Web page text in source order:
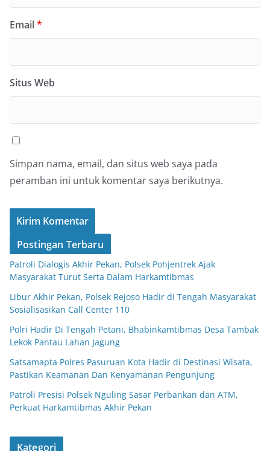
Email*
Situs Web
Simpan nama, email, dan situs web saya pada
peramban ini untuk komentar saya berikutnya.
Postingan Terbaru
Patroli Dialogis Akhir Pekan, Polsek Pohjentrek Ajak
Masyarakat Turut Serta Dalam Harkamtibmas
Libur Akhir Pekan, Polsek Rejoso Hadir di Tengah Masyarakat
Sosialisasikan Call Center 110
Polri Hadir Di Tengah Petani, Bhabinkamtibmas Desa Tambak
Lekok Pantau Lahan Jagung
Satsamapta Polres Pasuruan Kota Hadir di Destinasi Wisata,
Pastikan Keamanan Dan Kenyamanan Pengunjung
Patroli Presisi Polsek Nguling Sasar Perbankan dan ATM,
Perkuat Harkamtibmas Akhir Pekan
Kategori